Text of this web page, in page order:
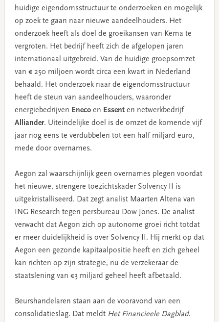
huidige eigendomsstructuur te onderzoeken en mogelijk
op zoek te gaan naar nieuwe aandeelhouders. Het
onderzoek heeft als doel de groeikansen van Kema te
vergroten. Het bedrijf heeft zich de afgelopen jaren
internationaal uitgebreid. Van de huidige groepsomzet
van € 250 miljoen wordt circa een kwart in Nederland
behaald. Het onderzoek naar de eigendomsstructuur
heeft de steun van aandeelhouders, waaronder
energiebedrijven Enecoen Essenten netwerkbedrijf
Alliander. Uiteindelijke doel is de omzet de komende vijf
jaar nog eens te verdubbelen tot een half miljard euro,
mede door overnames.
Aegon zal waarschijnlijk geen overnames plegen voordat
het nieuwe, strengere toezichtskader Solvency II is
uitgekristalliseerd. Dat zegt analist Maarten Altena van
ING Research tegen persbureau Dow Jones. De analist
verwacht dat Aegon zich op autonome groei richt totdat
er meer duidelijkheid is over Solvency II. Hij merkt op dat
Aegon een gezonde kapitaalpositie heeft en zich geheel
kan richten op zijn strategie, nu de verzekeraar de
staatslening van €3 miljard geheel heeft afbetaald.
Beurshandelaren staan aan de vooravond van een
consolidatieslag. Dat meldt Het Financieele Dagblad.